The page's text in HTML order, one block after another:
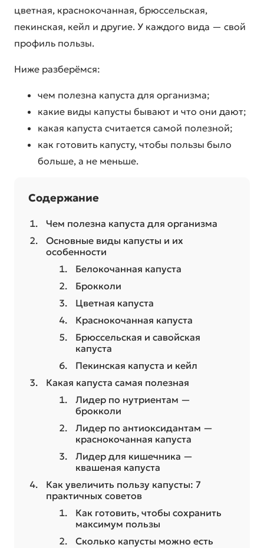
цветная, краснокочанная, брюссельская,
пекинская, кейл и другие. У каждого вида — свой
профиль пользы.
Ниже разберёмся:
чем полезна капуста для организма;
какие виды капусты бывают и что они дают;
какая капуста считается самой полезной;
как готовить капусту, чтобы пользы было
больше, а не меньше.
Содержание
Чем полезна капуста для организма
Основные виды капусты и их
особенности
Белокочанная капуста
Брокколи
Цветная капуста
Краснокочанная капуста
Брюссельская и савойская
капуста
Пекинская капуста и кейл
Какая капуста самая полезная
Лидер по нутриентам —
брокколи
Лидер по антиоксидантам —
краснокочанная капуста
Лидер для кишечника —
квашеная капуста
Как увеличить пользу капусты: 7
практичных советов
Как готовить, чтобы сохранить
максимум пользы
Сколько капусты можно есть